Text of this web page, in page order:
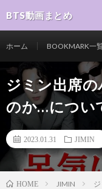
BTS動画まとめ
ホーム BOOKMARK一
ジミン出席
のか…につい
2023.01.31 JIMIN
HOME JIMIN